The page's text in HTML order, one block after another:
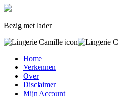
Bezig met laden
Home
Verkennen
Over
Disclaimer
Mijn Account